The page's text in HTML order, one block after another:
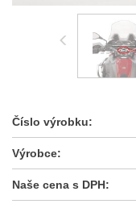
Číslo výrobku:
Výrobce:
Naše cena s DPH: